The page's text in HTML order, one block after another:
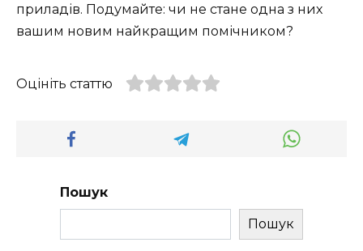
приладів. Подумайте: чи не стане одна з них
вашим новим найкращим помічником?
Оцініть статтю
Пошук
Пошук